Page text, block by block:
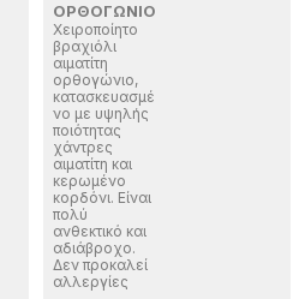
ΟΡΘΟΓΏΝΙΟ
Χειροποίητο
βραχιόλι
αιματίτη
ορθογώνιο,
κατασκευασμέ
νο με υψηλής
ποιότητας
χάντρες
αιματίτη και
κερωμένο
κορδόνι. Είναι
πολύ
ανθεκτικό και
αδιάβροχο.
Δεν προκαλεί
αλλεργίες